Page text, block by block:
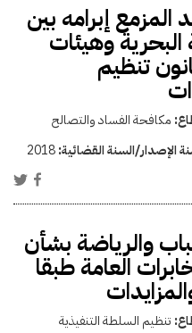
إبرامه بين
وهيئات
تنظيم
مكافحة الفساد والتصالح
الإصدار/السنة القضائية:2018
والرياضة بشأن
العامة طبقا
تنظيم السلطة التنفيذية